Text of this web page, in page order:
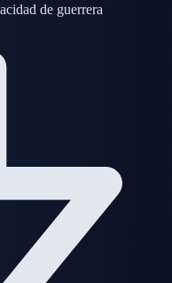
de guerrera